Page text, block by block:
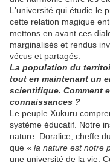
L'université qui étudie le
cette relation magique
mettons en avant ces
marginalisés et rendus
vécus et partagés.
La population du
tout en maintenant un
scientifique. Comment
connaissances ?
Le peuple Xukuru
système éducatif. Notre
nature. Doralice, cheffe
que « la nature est notre
une université de la vie.